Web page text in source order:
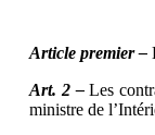
Article premier –
Art. 2 –Les
ministre de